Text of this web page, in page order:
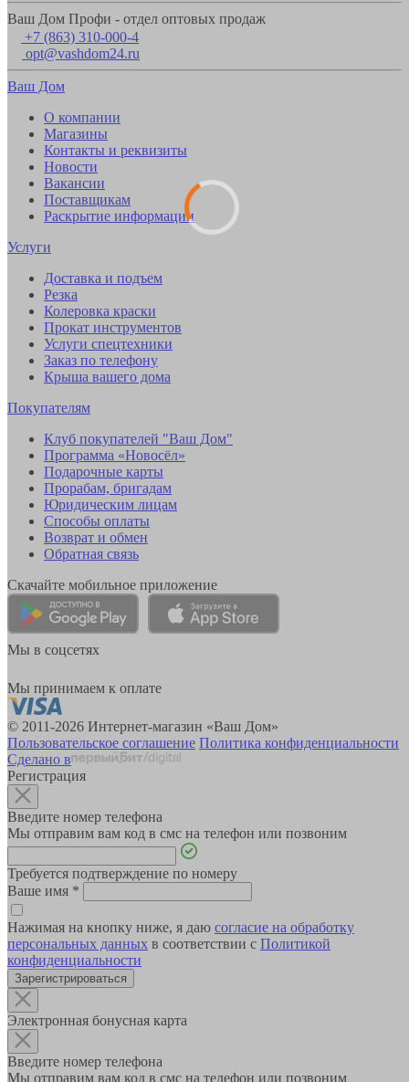
Ваш Дом Профи - отдел оптовых продаж
+7 (863) 310-000-4
opt@vashdom24.ru
Ваш Дом
О компании
Магазины
Контакты и реквизиты
Новости
Вакансии
Поставщикам
Раскрытие информации
Услуги
Доставка и подъем
Резка
Колеровка краски
Прокат инструментов
Услуги спецтехники
Заказ по телефону
Крыша вашего дома
Покупателям
Клуб покупателей "Ваш Дом"
Программа «Новосёл»
Подарочные карты
Прорабам, бригадам
Юридическим лицам
Способы оплаты
Возврат и обмен
Обратная связь
Скачайте мобильное приложение
Мы в соцсетях
Мы принимаем к оплате
© 2011-2026 Интернет-магазин «Ваш Дом»
Пользовательское соглашение Политика конфиденциальности
Сделано в
Регистрация
Введите номер телефона
Мы отправим вам код в смс на телефон или позвоним
Требуется подтверждение по номеру
Ваше имя *
Нажимая на кнопку ниже, я даю согласие на обработку
персональных данных в соответствии с Политикой
конфиденциальности
Зарегистрироваться
Электронная бонусная карта
Введите номер телефона
Мы отправим вам код в смс на телефон или позвоним